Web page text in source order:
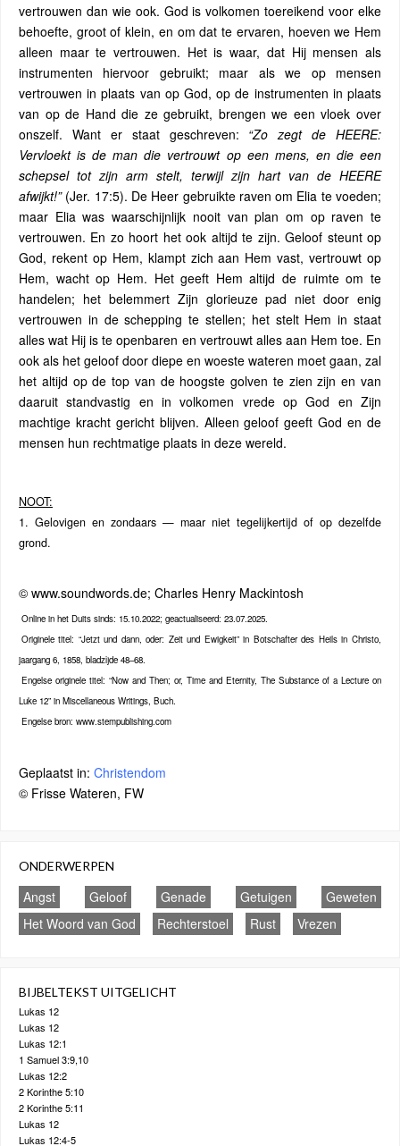
vertrouwen dan wie ook. God is volkomen toereikend voor elke
behoefte, groot of klein, en om dat te ervaren, hoeven we Hem
alleen maar te vertrouwen. Het is waar, dat Hij mensen als
instrumenten hiervoor gebruikt; maar als we op mensen
vertrouwen in plaats van op God, op de instrumenten in plaats
van op de Hand die ze gebruikt, brengen we een vloek over
onszelf. Want er staat geschreven: “Zo zegt de HEERE:
Vervloekt is de man die vertrouwt op een mens, en die een
schepsel tot zijn arm stelt, terwijl zijn hart van de HEERE
afwijkt!”(Jer. 17:5). De Heer gebruikte raven om Elia te voeden;
maar Elia was waarschijnlijk nooit van plan om op raven te
vertrouwen. En zo hoort het ook altijd te zijn. Geloof steunt op
God, rekent op Hem, klampt zich aan Hem vast, vertrouwt op
Hem, wacht op Hem. Het geeft Hem altijd de ruimte om te
handelen; het belemmert Zijn glorieuze pad niet door enig
vertrouwen in de schepping te stellen; het stelt Hem in staat
alles wat Hij is te openbaren en vertrouwt alles aan Hem toe. En
ook als het geloof door diepe en woeste wateren moet gaan, zal
het altijd op de top van de hoogste golven te zien zijn en van
daaruit standvastig en in volkomen vrede op God en Zijn
machtige kracht gericht blijven. Alleen geloof geeft God en de
mensen hun rechtmatige plaats in deze wereld.
NOOT:
1. Gelovigen en zondaars — maar niet tegelijkertijd of op dezelfde
grond.
© www.soundwords.de; Charles Henry Mackintosh
Online in het Duits sinds: 15.10.2022; geactualiseerd: 23.07.2025.
Originele titel: “Jetzt und dann, oder: Zeit und Ewigkeit” in Botschafter des Heils in Christo,
jaargang 6, 1858, bladzijde 48–68.
Engelse originele titel: “Now and Then; or, Time and Eternity, The Substance of a Lecture on
Luke 12” in Miscellaneous Writings, Buch.
Engelse bron: www.stempublishing.com
Geplaatst in: Christendom
© Frisse Wateren, FW
ONDERWERPEN
Angst Geloof Genade Getuigen
Geweten
Het Woord van God
Rechterstoel Rust Vrezen
BIJBELTEKST UITGELICHT
Lukas 12
Lukas 12
Lukas 12:1
1 Samuel 3:9,10
Lukas 12:2
2 Korinthe 5:10
2 Korinthe 5:11
Lukas 12
Lukas 12:4-5